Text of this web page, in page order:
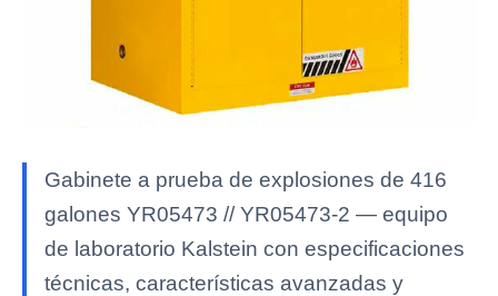
Gabinete a prueba de explosiones de 416
galones YR05473 // YR05473-2 — equipo
de laboratorio Kalstein con especificaciones
técnicas, características avanzadas y